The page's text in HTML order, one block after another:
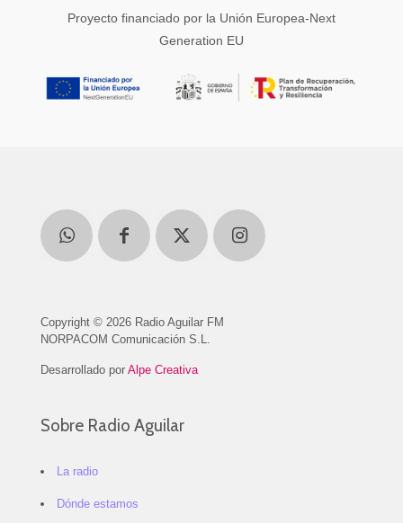
Proyecto financiado por la Unión Europea-Next
Generation EU
Copyright © 2026 Radio Aguilar FM
NORPACOM Comunicación S.L.
Desarrollado por Alpe Creativa
Sobre Radio Aguilar
La radio
Dónde estamos